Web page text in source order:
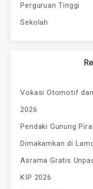
Perguruan Tinggi
Sekolah
Vokasi Otomotif
2026
Pendaki Gunung
Dimakamkan di
Asrama Gratis
KIP 2026